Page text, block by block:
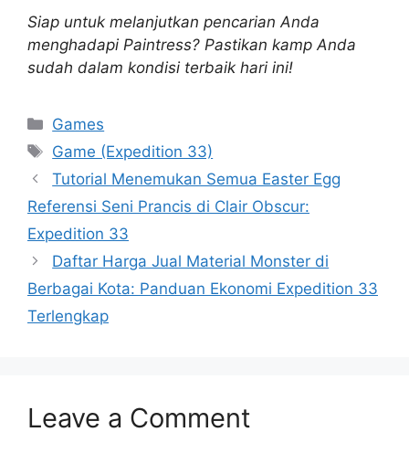
Siap untuk melanjutkan pencarian Anda
menghadapi Paintress? Pastikan kamp Anda
sudah dalam kondisi terbaik hari ini!
Categories
Games
Tags
Game (Expedition 33)
Tutorial Menemukan Semua Easter Egg
Referensi Seni Prancis di Clair Obscur:
Expedition 33
Daftar Harga Jual Material Monster di
Berbagai Kota: Panduan Ekonomi Expedition 33
Terlengkap
Leave a Comment